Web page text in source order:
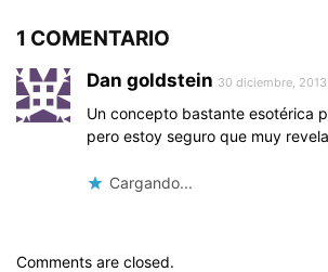
1 COMENTARIO
Dan goldstein 30 diciembre,
Un concepto bastante esotérica
pero estoy seguro que muy
Cargando...
Comments are closed.